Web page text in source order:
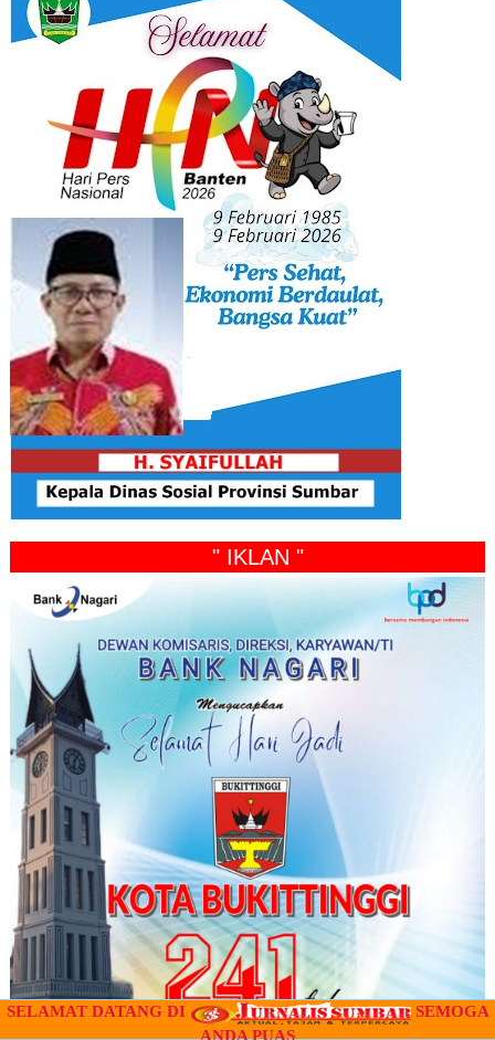
" IKLAN "
SELAMAT DATANG DI
SEMOGA
ANDA PUAS